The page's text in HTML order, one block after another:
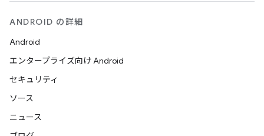
ANDROID の詳細
Android
エンタープライズ向け Android
セキュリティ
ソース
ニュース